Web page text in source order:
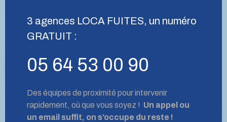
3 agences LOCA FUITES, un numéro
GRATUIT :
05 64 53 00 90
Des équipes de proximité pour intervenir
rapidement, où que vous soyez ! Un appel ou
un email suffit, on s’occupe du reste !